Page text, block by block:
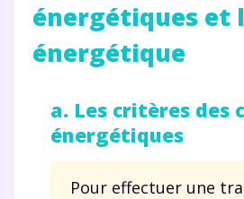
énergétiques et
énergétique
a. Les critères des
énergétiques
Pour effectuer une